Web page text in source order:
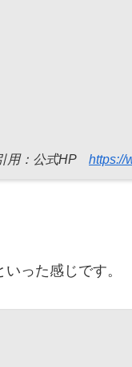
用：公式HP https://
った感じです。